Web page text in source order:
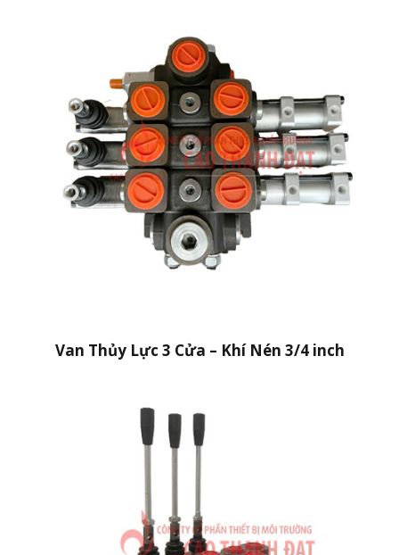
Van Thủy Lực 3 Cửa – Khí Nén 3/4 inch